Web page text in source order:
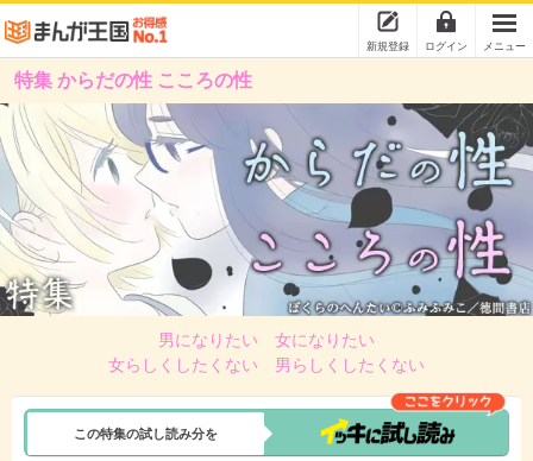
新規登録 ログイン メニュー
特集 からだの性 こころの性
男になりたい 女になりたい
女らしくしたくない 男らしくしたくない
この特集の試し読み分を